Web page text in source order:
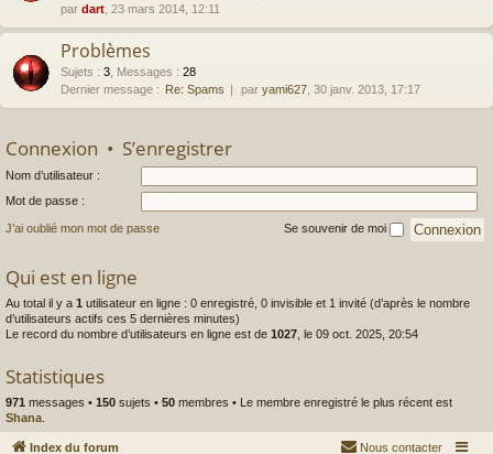
par dart , 23 mars 2014, 12:11
Problèmes
Sujets : 3 Messages : 28
Dernier message : Re: Spams par yami627 , 30 janv. 2013, 17:17
Connexion • S’enregistrer
Nom d’utilisateur :
Mot de passe :
J’ai oublié mon mot de passe Se souvenir de moi
Qui est en ligne
Au total il y a 1 utilisateur en ligne : 0 enregistré, 0 invisible et 1 invité (d’après le nombre
d’utilisateurs actifs ces 5 dernières minutes)
Le record du nombre d’utilisateurs en ligne est de 1027, le 09 oct. 2025, 20:54
Statistiques
971 messages • 150 sujets • 50 membres • Le membre enregistré le plus récent est
Shana.
Index du forum Nous contacter